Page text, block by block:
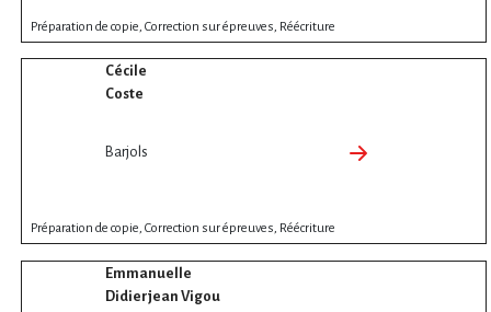
Préparation de copie, Correction sur épreuves, Réécriture
Cécile
Coste
Barjols
Préparation de copie, Correction sur épreuves, Réécriture
Emmanuelle
Didierjean Vigou